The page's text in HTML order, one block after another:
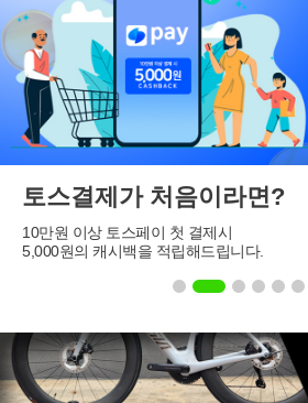
토스결제가 처음이라면?
10만원 이상 토스페이 첫 결제시
5,000원의 캐시백을 적립해드립니다.